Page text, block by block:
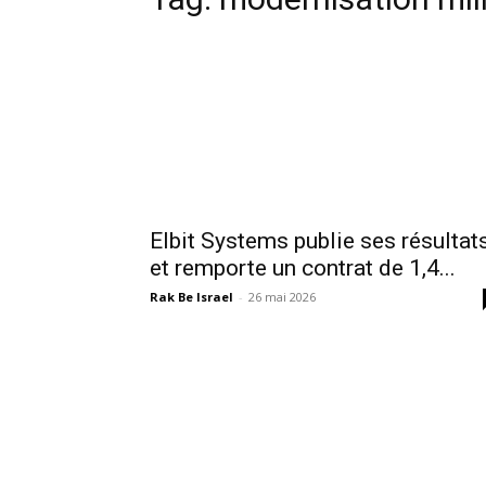
Elbit Systems publie ses
et remporte un contrat de 1,4...
Rak Be Israel - 26 mai 2026